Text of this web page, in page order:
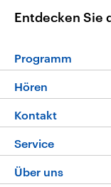
Entdecken Sie
Programm
Programm
Die
Neue
Hören
Livestream
Podcasts
Kontakt
Hörerservice
Service
FAQ
Über uns